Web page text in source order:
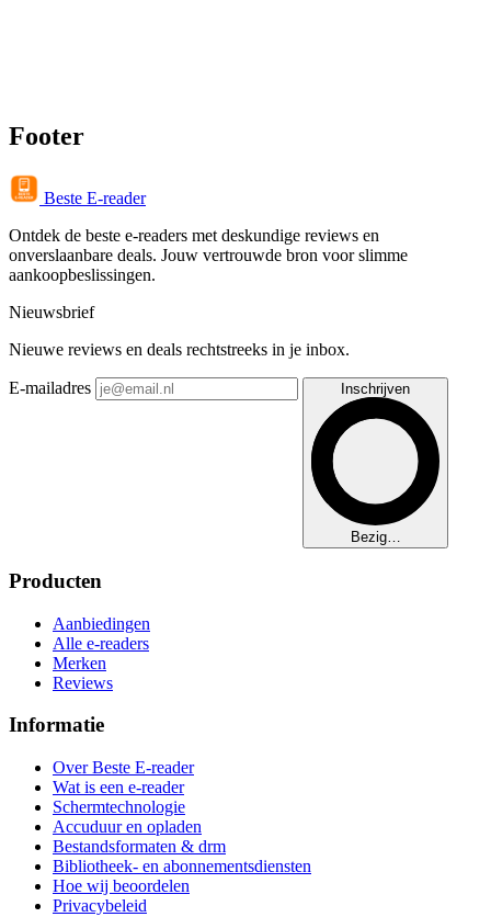
Footer
Beste E-reader
Ontdek de beste e-readers met deskundige reviews en
onverslaanbare deals. Jouw vertrouwde bron voor slimme
aankoopbeslissingen.
Nieuwsbrief
Nieuwe reviews en deals rechtstreeks in je inbox.
E-mailadres Inschrijven
Bezig…
Producten
Aanbiedingen
Alle e-readers
Merken
Reviews
Informatie
Over Beste E-reader
Wat is een e-reader
Schermtechnologie
Accuduur en opladen
Bestandsformaten & drm
Bibliotheek- en abonnementsdiensten
Hoe wij beoordelen
Privacybeleid